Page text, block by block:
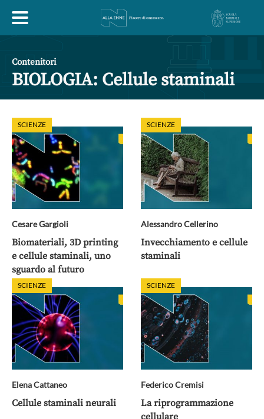
ESPLORA
ABOUT
ARTE ECONOMIA FILOSOFIA
LETTERATURA MONDO ANTICO MUSICA
POLITICA SCIENZE SOCIETÀ STORIA
Contenitori
BIOLOGIA: Cellule staminali
SCIENZE
Cesare Gargioli
Biomateriali, 3D printing
e cellule staminali, uno
sguardo al futuro
SCIENZE
Alessandro Cellerino
Invecchiamento e cellule
staminali
SCIENZE
Elena Cattaneo
Cellule staminali neurali
SCIENZE
Federico Cremisi
La riprogrammazione
cellulare